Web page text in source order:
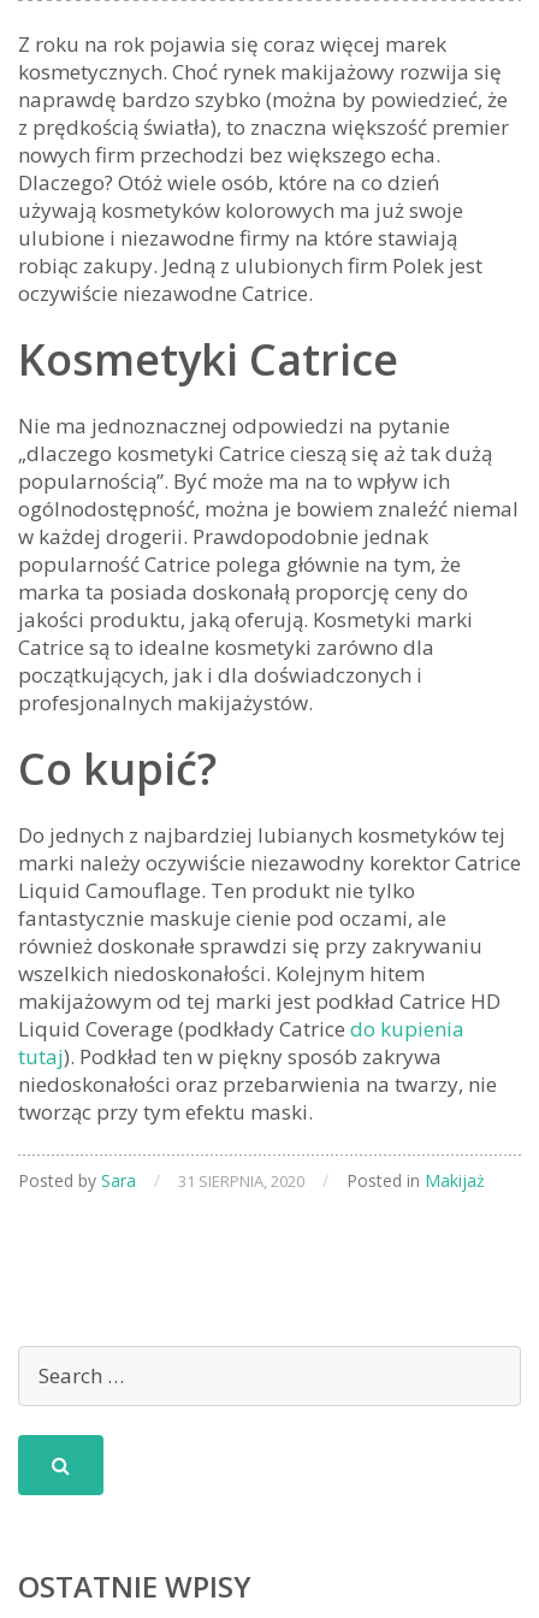
Z roku na rok pojawia się coraz więcej marek
kosmetycznych. Choć rynek makijażowy rozwija się
naprawdę bardzo szybko (można by powiedzieć, że
z prędkością światła), to znaczna większość premier
nowych firm przechodzi bez większego echa.
Dlaczego? Otóż wiele osób, które na co dzień
używają kosmetyków kolorowych ma już swoje
ulubione i niezawodne firmy na które stawiają
robiąc zakupy. Jedną z ulubionych firm Polek jest
oczywiście niezawodne Catrice.
Kosmetyki Catrice
Nie ma jednoznacznej odpowiedzi na pytanie
„dlaczego kosmetyki Catrice cieszą się aż tak dużą
popularnością”. Być może ma na to wpływ ich
ogólnodostępność, można je bowiem znaleźć niemal
w każdej drogerii. Prawdopodobnie jednak
popularność Catrice polega głównie na tym, że
marka ta posiada doskonałą proporcję ceny do
jakości produktu, jaką oferują. Kosmetyki marki
Catrice są to idealne kosmetyki zarówno dla
początkujących, jak i dla doświadczonych i
profesjonalnych makijażystów.
Co kupić?
Do jednych z najbardziej lubianych kosmetyków tej
marki należy oczywiście niezawodny korektor Catrice
Liquid Camouflage. Ten produkt nie tylko
fantastycznie maskuje cienie pod oczami, ale
również doskonałe sprawdzi się przy zakrywaniu
wszelkich niedoskonałości. Kolejnym hitem
makijażowym od tej marki jest podkład Catrice HD
Liquid Coverage (podkłady Catrice do kupienia
tutaj). Podkład ten w piękny sposób zakrywa
niedoskonałości oraz przebarwienia na twarzy, nie
tworząc przy tym efektu maski.
Posted by Sara / 31 SIERPNIA, 2020 / Posted in Makijaż
OSTATNIE WPISY